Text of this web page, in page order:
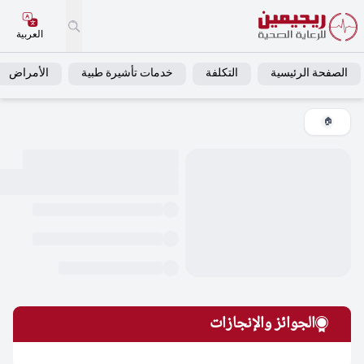
العربية
الرئيسية التكلفة خدمات تأشيرة طبية الأمراض
الجوائز والإنجازات